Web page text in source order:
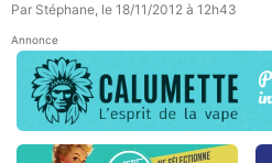
Par Stéphane, le 18/11/2012 à 12h43
Annonce